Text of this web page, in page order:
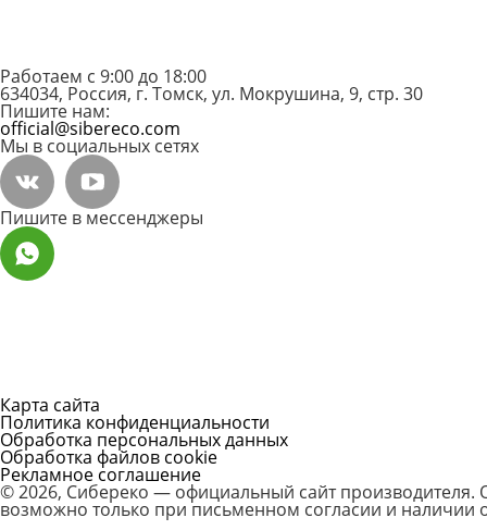
Работаем с 9:00 до 18:00
634034, Россия, г. Томск, ул. Мокрушина, 9, стр. 30
Пишите нам:
official@sibereco.com
Мы в социальных сетях
Пишите в мессенджеры
Карта сайта
Политика конфиденциальности
Обработка персональных данных
Обработка файлов cookie
Рекламное соглашение
© 2026, Сибереко — официальный сайт
возможно только при письменном согласии и наличии